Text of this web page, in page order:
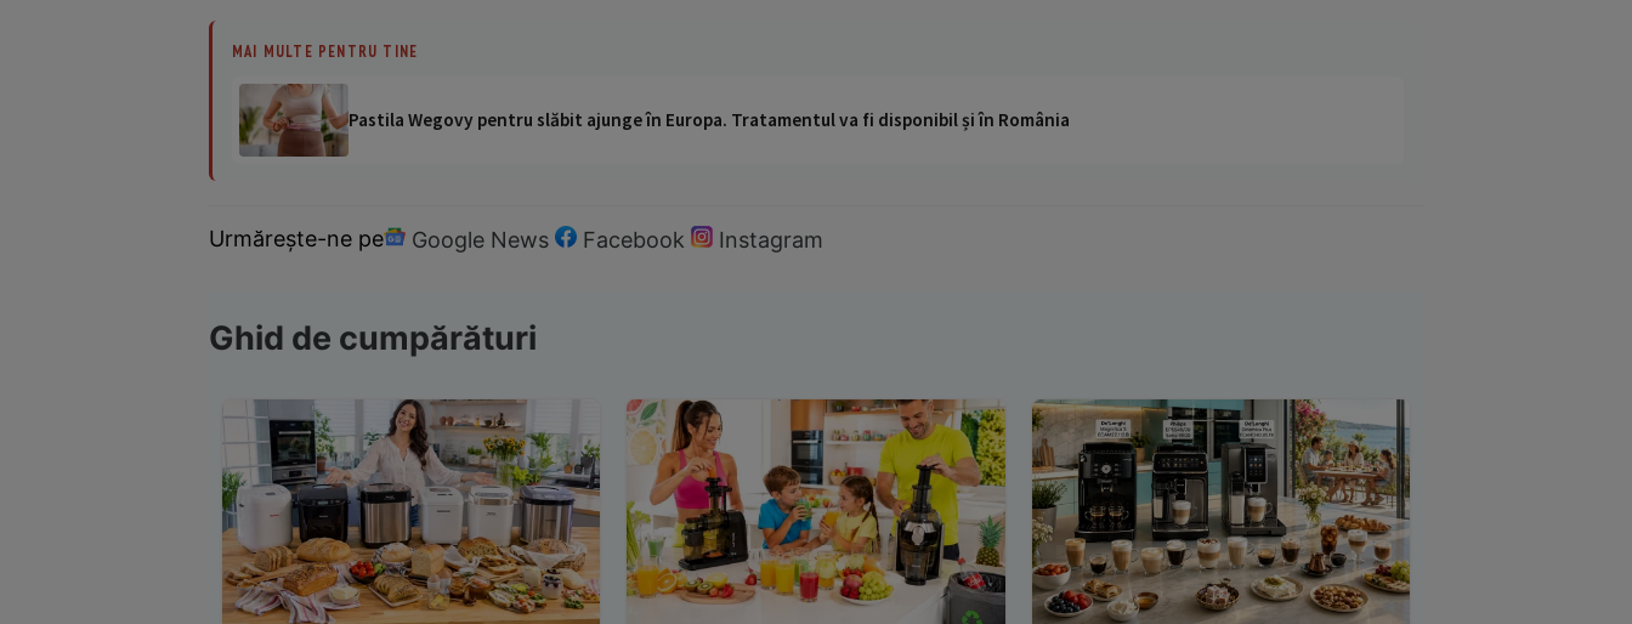
MAI MULTE PENTRU TINE
Pastila Wegovy pentru slăbit ajunge în Europa. Tratamentul va fi disponibil și în România
Urmărește-ne pe Google News Facebook Instagram
Ghid de cumpărături